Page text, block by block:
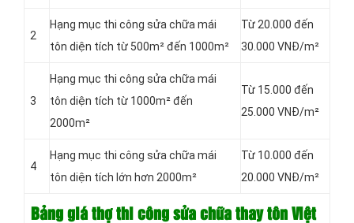
2
Hạng mục thi công sửa chữa mái
tôn diện tích từ 500m² đến 1000m²
Từ 20.000 đến
30.000 VNĐ/m²
3
Hạng mục thi công sửa chữa mái
tôn diện tích từ 1000m² đến
2000m²
Từ 15.000 đến
25.000 VNĐ/m²
4
Hạng mục thi công sửa chữa mái
tôn diện tích lớn hơn 2000m²
Từ 10.000 đến
20.000 VNĐ/m²
Bảng giá thợ thi công sửa chữa thay tôn Việt